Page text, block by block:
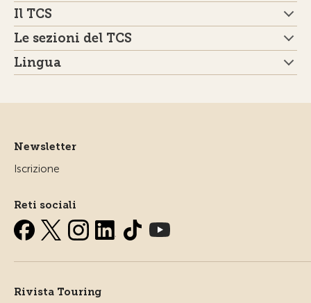
Il TCS
Le sezioni del TCS
Lingua
Newsletter
Iscrizione
Reti sociali
Rivista Touring